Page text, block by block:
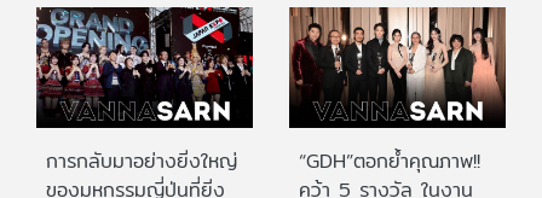
การกลับมาอย่างยิ่งใหญ่
ของมหกรรมญี่ปุ่นที่ยิ่ง
“GDH”ตอกย้ำคุณภาพ!!
คว้า 5 รางวัล ในงาน